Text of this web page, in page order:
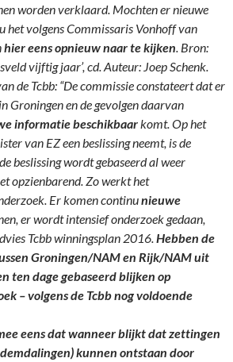
worden verklaard. Mochten er nieuwe
het volgens Commissaris Vonhoff van
hier eens opnieuw naar te kijken. Bron:
vijftig jaar’, cd. Auteur: Joep Schenk.
de Tcbb: “De commissie constateert dat er
Groningen en de gevolgen daarvan
informatie beschikbaarkomt. Op het
van EZ een beslissing neemt, is de
beslissing wordt gebaseerd al weer
opzienbarend. Zo werkt het
Er komen continunieuwe
er wordt intensief onderzoek gedaan,
Tcbb winningsplan 2016.Hebben de
Groningen/NAM en Rijk/NAM uit
ten dage gebaseerd blijken op
– volgens de Tcbb nog voldoende
eens dat wanneer blijkt dat zettingen
kunnen ontstaan door